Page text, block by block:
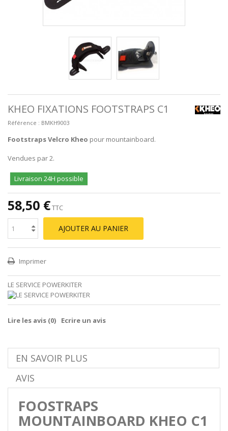
KHEO FIXATIONS FOOTSTRAPS C1
Référence : BMKH9003
Footstraps Velcro Kheo pour mountainboard.
Vendues par 2.
Livraison 24H possible
58,50 €TTC
AJOUTER AU PANIER
Imprimer
LE SERVICE POWERKITER
Lire les avis (0) Ecrire un avis
EN SAVOIR PLUS
AVIS
FOOSTRAPS
MOUNTAINBOARD KHEO C1